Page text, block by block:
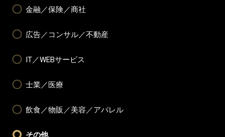
金融／保険／商社
広告／コンサル／不動産
IT／WEBサービス
士業／医療
飲食／物販／美容／アパレル
その他